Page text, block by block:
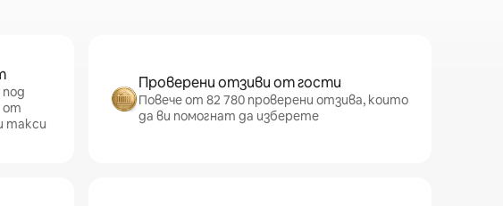
от
такси
Проверени отзиви от гости
Повече от 82 780 проверени отзива, които
да ви помогнат да изберете